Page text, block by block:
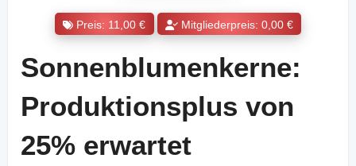
Preis: 11,00 € Mitgliederpreis: 0,00 €
Sonnenblumenkerne:
Produktionsplus von
25% erwartet